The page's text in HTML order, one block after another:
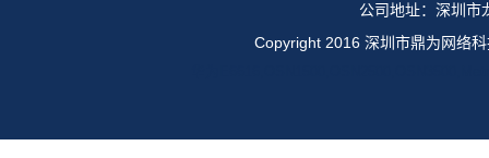
公司地址：深圳市
Copyright 2016 深圳市鼎为网络